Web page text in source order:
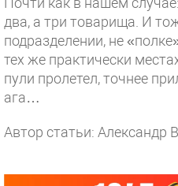
два, а три товарища. И
подразделении, не
тех же практически
пули пролетел, точнее
ага…
Автор статьи: Александр